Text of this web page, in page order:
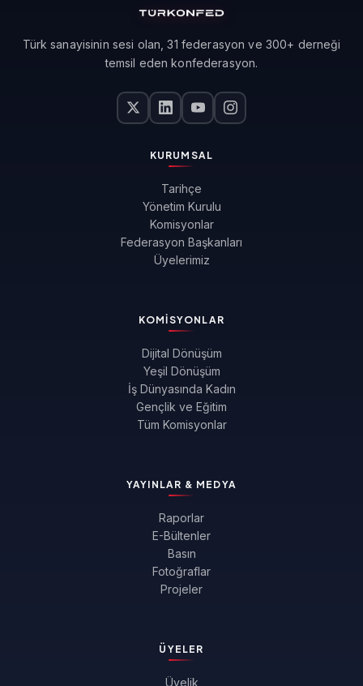
Türk sanayisinin sesi olan, 31 federasyon ve 300+ derneği
temsil eden konfederasyon.
KURUMSAL
Tarihçe
Yönetim Kurulu
Komisyonlar
Federasyon Başkanları
Üyelerimiz
KOMISYONLAR
Dijital Dönüşüm
Yeşil Dönüşüm
İş Dünyasında Kadın
Gençlik ve Eğitim
Tüm Komisyonlar
YAYINLAR & MEDYA
Raporlar
E-Bültenler
Basın
Fotoğraflar
Projeler
ÜYELER
Üyelik